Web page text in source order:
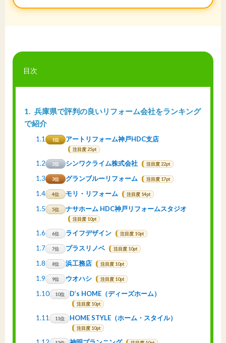
目次
1
兵庫県で評判の良いリフォーム会社をランキング
で紹介
1.1 1位 アートリフォーム神戸HDC支店
注目度 25pt
1.2 2位 シンワクライム株式会社 注目度 22pt
1.3 3位 グランブルーリフォーム 注目度 17pt
1.4 4位 モリ・リフォーム 注目度 14pt
1.5 5位 ナサホーム HDC神戸リフォームスタジオ
注目度 10pt
1.6 6位 ライフデザイン 注目度 10pt
1.7 7位 プラスリノベ 注目度 10pt
1.8 8位 浜工務店 注目度 10pt
1.9 9位 ウオハシ 注目度 10pt
1.10 10位 D’s HOME（ディーズホーム）
注目度 10pt
1.11 11位 HOME STYLE（ホーム・スタイル）
注目度 10pt